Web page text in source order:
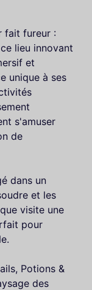
fait fureur :
lieu innovant
et
unique à ses
s'amuser
de
dans un
et les
visite une
pour
Potions &
des